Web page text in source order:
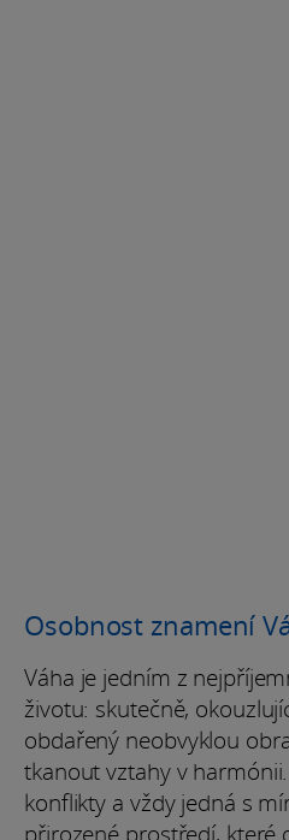
Osobnost znamení
Váha je jedním z
životu: skutečně,
obdařený neobvyklou
tkanout vztahy v
konflikty a vždy jedná s
přirozené prostředí, které